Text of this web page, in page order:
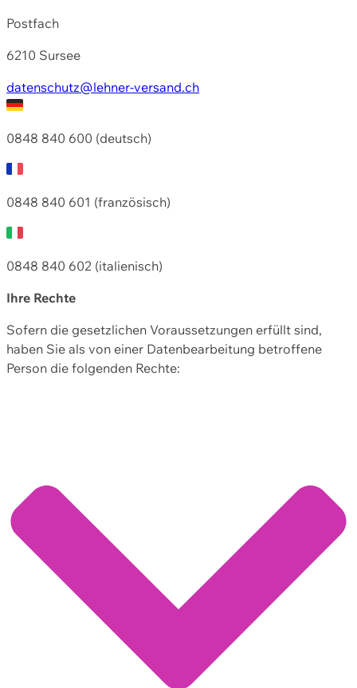
Postfach
6210 Sursee
datenschutz@lehner-versand.ch
0848 840 600 (deutsch)
0848 840 601 (französisch)
0848 840 602 (italienisch)
Ihre Rechte
Sofern die gesetzlichen Voraussetzungen erfüllt sind,
haben Sie als von einer Datenbearbeitung betroffene
Person die folgenden Rechte: